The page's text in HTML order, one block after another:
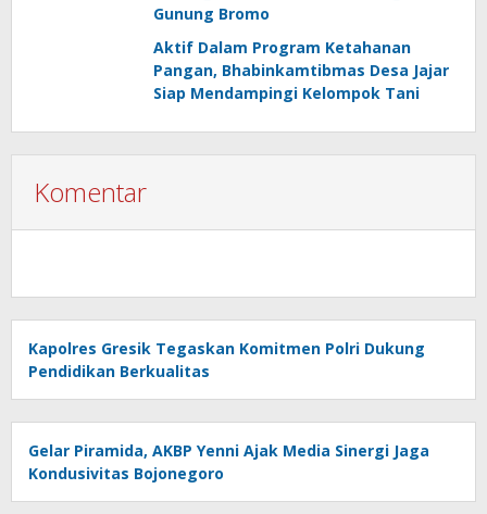
Gunung Bromo
Aktif Dalam Program Ketahanan
Pangan, Bhabinkamtibmas Desa Jajar
Siap Mendampingi Kelompok Tani
Komentar
Kapolres Gresik Tegaskan Komitmen Polri Dukung
Pendidikan Berkualitas
Gelar Piramida, AKBP Yenni Ajak Media Sinergi Jaga
Kondusivitas Bojonegoro